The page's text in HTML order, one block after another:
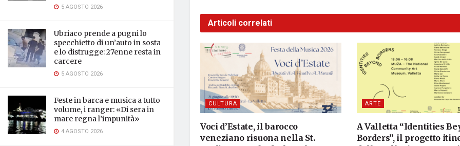
5 AGOSTO 2026
Ubriaco prende a pugni lo
specchietto di un’auto in sosta
e lo distrugge: 27enne resta in
carcere
5 AGOSTO 2026
Feste in barca e musica a tutto
volume, i ranger: «Di sera in
mare regna l’impunità»
4 AGOSTO 2026
Articoli correlati
CULTURA
Voci d’Estate, il barocco
veneziano risuona nella St.
ARTE
A Valletta “Identities
Borders”, il progetto